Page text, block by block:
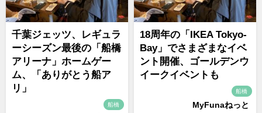
千葉ジェッツ、レギュラ
ーシーズン最後の「船橋
アリーナ」ホームゲー
ム、「ありがとう船ア
リ」
船橋
18周年の「IKEA Tokyo-
Bay」でさまざまなイベ
ント開催、ゴールデンウ
イークイベントも
船橋
MyFunaねっと